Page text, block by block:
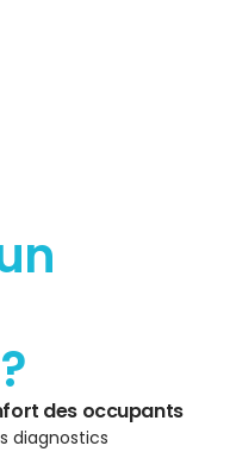
des occupants
diagnostics